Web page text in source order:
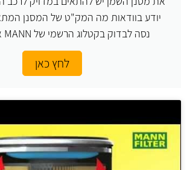
יודע בוודאות מה המק"ט של המסנן
נסה לבדוק בקטלוג הרשמי של MANN או העזר בנו.
לחץ כאן